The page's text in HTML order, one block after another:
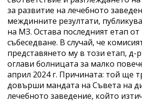
за развитие на лечебното
междинните резултати,
на МЗ. Остава последният етап от
събеседване. В случай, че
представянето му в този етап,
оглави болницата за малко
април 2024 г. Причината: той ще
довърши мандата на Съвета на
лечебното заведение, който